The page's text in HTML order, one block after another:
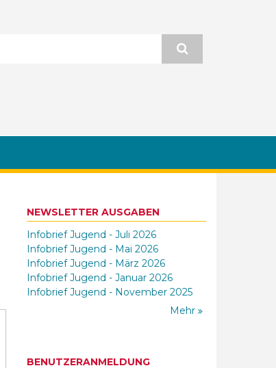
NEWSLETTER AUSGABEN
Infobrief Jugend - Juli 2026
Infobrief Jugend - Mai 2026
Infobrief Jugend - März 2026
Infobrief Jugend - Januar 2026
Infobrief Jugend - November 2025
Mehr
BENUTZERANMELDUNG